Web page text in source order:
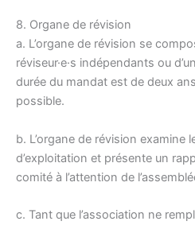
8. Organe de révision
a. L’organe de révision se
réviseur·e·s indépendants ou
durée du mandat est de deux
possible.
b. L’organe de révision
d’exploitation et présente un
comité à l’attention de
c. Tant que l’association ne